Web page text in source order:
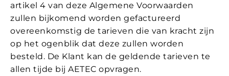
artikel 4 van deze Algemene Voorwaarden
zullen bijkomend worden gefactureerd
overeenkomstig de tarieven die van kracht zijn
op het ogenblik dat deze zullen worden
besteld. De Klant kan de geldende tarieven te
allen tijde bij AETEC opvragen.